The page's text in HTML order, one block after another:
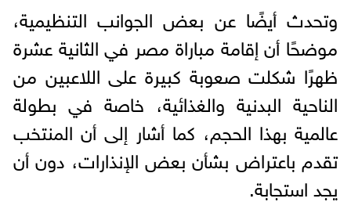
وتحدث أيضًا عن بعض الجوانب التنظيمية،
موضحًا أن إقامة مباراة مصر في الثانية عشرة
ظهرًا شكلت صعوبة كبيرة على اللاعبين من
الناحية البدنية والغذائية، خاصة في بطولة
عالمية بهذا الحجم، كما أشار إلى أن المنتخب
تقدم باعتراض بشأن بعض الإنذارات، دون أن
يجد استجابة.